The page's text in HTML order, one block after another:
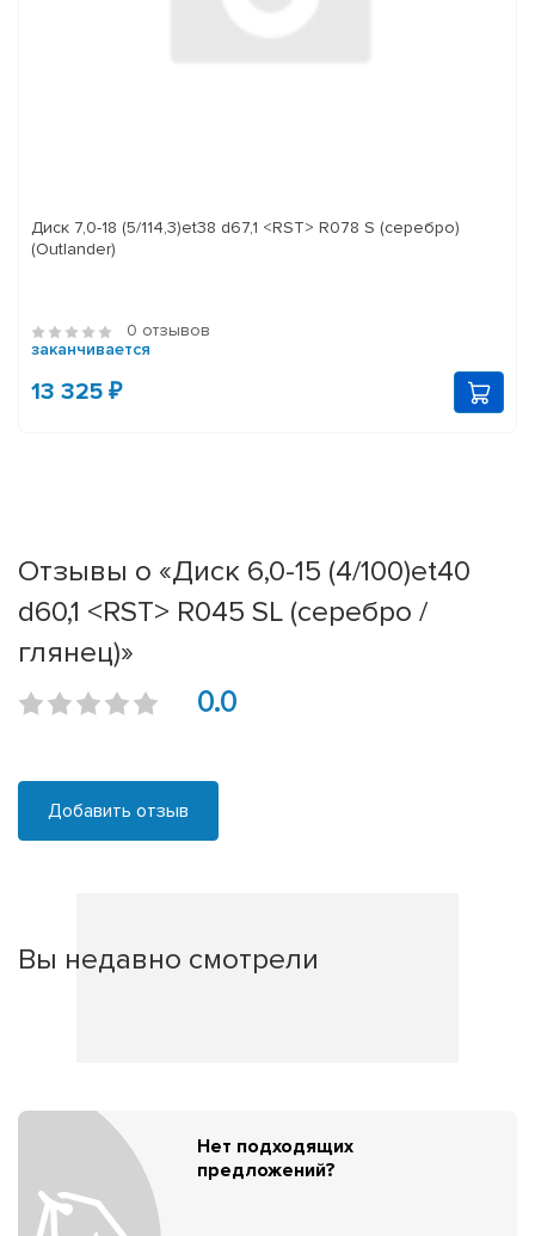
Диск 7,0-18 (5/114,3)et38 d67,1 <RST> R078 S (серебро)
(Outlander)
0 отзывов
заканчивается
13 325 ₽
Отзывы о «Диск 6,0-15 (4/100)et40
d60,1 <RST> R045 SL (серебро /
глянец)»
0.0
Добавить отзыв
Вы недавно смотрели
Нет подходящих
предложений?